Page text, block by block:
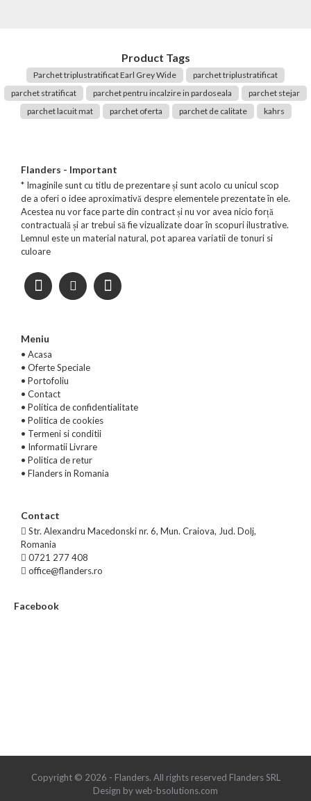
Product Tags
Parchet triplustratificat Earl Grey Wide
parchet triplustratificat
parchet stratificat
parchet pentru incalzire in pardoseala
parchet stejar
parchet lacuit mat
parchet oferta parchet de calitate kahrs
Flanders - Important
* Imaginile sunt cu titlu de prezentare și sunt acolo cu unicul scop
de a oferi o idee aproximativă despre elementele prezentate în ele.
Acestea nu vor face parte din contract și nu vor avea nicio forță
contractuală și ar trebui să fie vizualizate doar în scopuri ilustrative.
Lemnul este un material natural, pot aparea variatii de tonuri si
culoare
Meniu
• Acasa
• Oferte Speciale
• Portofoliu
• Contact
• Politica de confidentialitate
• Politica de cookies
• Termeni si conditii
• Informatii Livrare
• Politica de retur
• Flanders in Romania
Contact
Str. Alexandru Macedonski nr. 6, Mun. Craiova, Jud. Dolj,
Romania
0721 277 408
office@flanders.ro
Facebook
Copyright © 2026 - Flanders. All rights reserved Flanders SRL
Design by web-bsolutions.com